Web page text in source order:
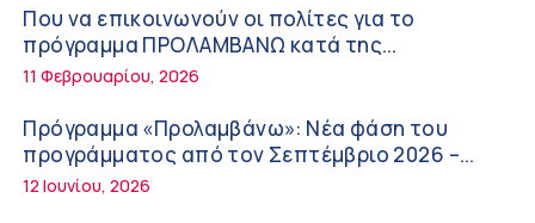
5:27 πμ
Στέλιος Λιανός – INTERAMERICAN / Αθηναϊκή
Γενική Κλινική
5:17 πμ
Σε Λαμία και Καρδίτσα ο Υπουργός Υγείας Άδ.
Γεωργιάδης για την παραλαβή 7
Που να επικοινωνούν οι πολίτες για το
πρόγραμμα ΠΡΟΛΑΜΒΑΝΩ κατά της
παχυσαρκίας
11 Φεβρουαρίου, 2026
Πρόγραμμα «Προλαμβάνω»: Νέα φάση του
προγράμματος από τον Σεπτέμβριο 2026 –
Δωρεάν προληπτικές εξετάσεις έως το 2030
12 Ιουνίου, 2026